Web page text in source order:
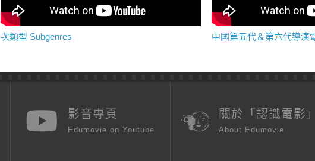
次類型 Subgenres
影音專頁
Edumovie on Youtube
關於「認識電影」
About Edumovie